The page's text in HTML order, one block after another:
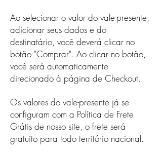
Ao selecionar o valor do vale-presente,
adicionar seus dados e do
destinatário, você deverá clicar no
botão "Comprar". Ao clicar no botão,
você será automaticamente
direcionado à página de Checkout.
Os valores do vale-presente já se
configuram com a Política de Frete
Grátis de nosso site, o frete será
gratuito para todo território nacional.